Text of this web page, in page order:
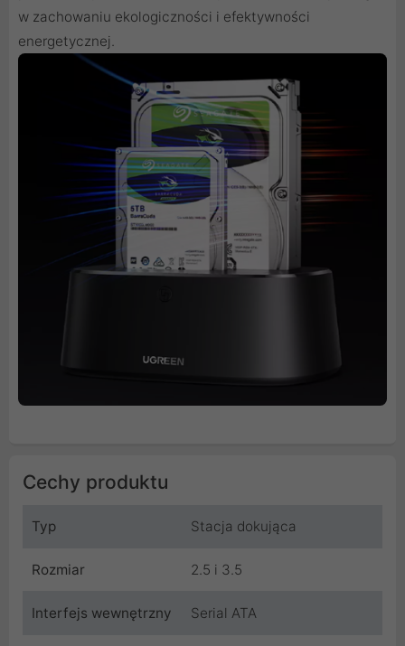
w zachowaniu ekologiczności i efektywności
energetycznej.
Cechy produktu
Typ Stacja dokująca
Rozmiar 2.5 i 3.5
Interfejs wewnętrzny Serial ATA